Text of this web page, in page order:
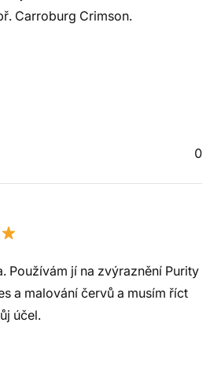
Carroburg Crimson.
0
Používám jí na zvýraznění Purity
a malování červů a musím říct
účel.